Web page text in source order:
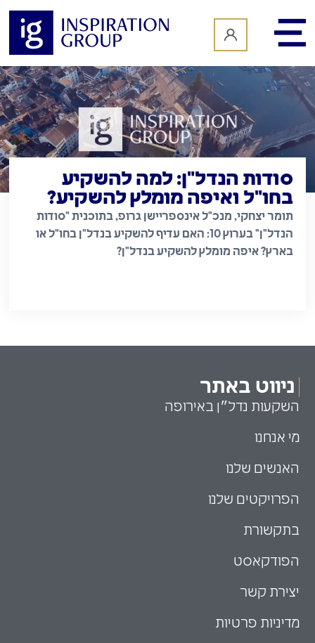
סודות הנדל"ן: למה להשקיע
בחו"ל ואיפה מומלץ להשקיע?
תומר יצחקי, מנכ"ל אינספריישן גרופ, בתוכנית "סודות
הנדל"ן" בערוץ 10: האם עדיף להשקיע בנדל"ן בחו"ל או
בארץ? איפה מומלץ להשקיע בנדל"ן?
ניווט באתר
השקעות נדל״ן באירופה
מי אנחנו
האנשים שלנו
הפרויקטים שלנו
בתקשורת
הפודקאסט
יצירת קשר
מדיניות פרטיות